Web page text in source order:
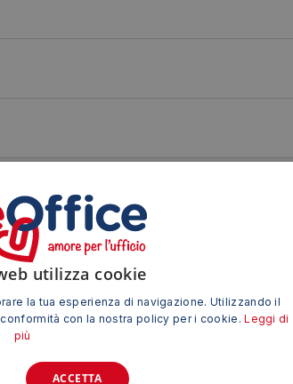
efficace e duratura per migliorare la
un investimento intelligente per
sicuri, delimitare aree pericolose e
utilizza cookie
la tua esperienza di navigazione. Utilizzando il
con la nostra policy per i cookie.Leggi di
più
ACCETTA